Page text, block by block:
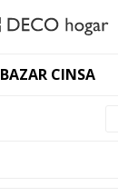
BAZAR CINSA